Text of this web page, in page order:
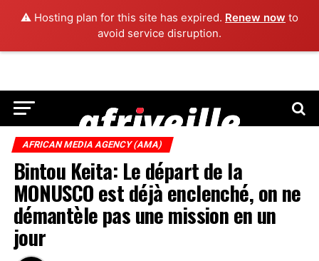
⚠️ Hosting plan for this site has expired. Renew now to
avoid service disruption.
AFRICAN MEDIA AGENCY (AMA)
Bintou Keita: Le départ de la
MONUSCO est déjà enclenché, on ne
démantèle pas une mission en un
jour